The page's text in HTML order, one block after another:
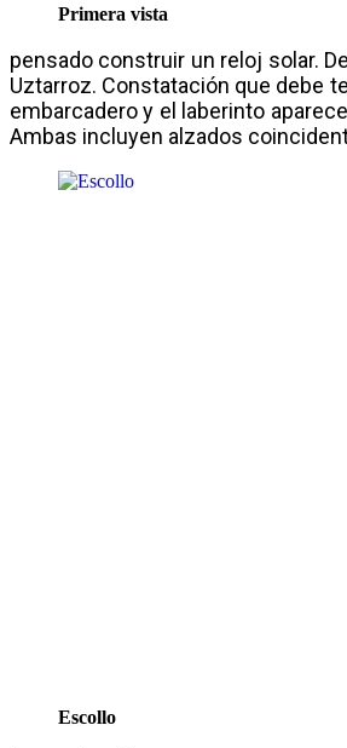
Primera vista
pensado construir un reloj solar.
Uztarroz. Constatación que debe
embarcadero y el laberinto
Ambas incluyen alzados
Escollo